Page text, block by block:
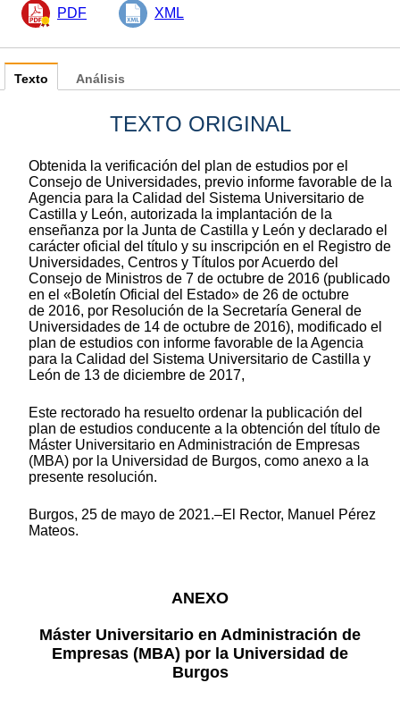
PDF XML
Texto
TEXTO ORIGINAL
Obtenida la verificación del plan de estudios por el
Consejo de Universidades, previo informe favorable de la
Agencia para la Calidad del Sistema Universitario de
Castilla y León, autorizada la implantación de la
enseñanza por la Junta de Castilla y León y declarado el
carácter oficial del título y su inscripción en el Registro de
Universidades, Centros y Títulos por Acuerdo del
Consejo de Ministros de 7 de octubre de 2016 (publicado
en el «Boletín Oficial del Estado» de 26 de octubre
de 2016, por Resolución de la Secretaría General de
Universidades de 14 de octubre de 2016), modificado el
plan de estudios con informe favorable de la Agencia
para la Calidad del Sistema Universitario de Castilla y
León de 13 de diciembre de 2017,
Este rectorado ha resuelto ordenar la publicación del
plan de estudios conducente a la obtención del título de
Máster Universitario en Administración de Empresas
(MBA) por la Universidad de Burgos, como anexo a la
presente resolución.
Burgos, 25 de mayo de 2021.–El Rector, Manuel Pérez
Mateos.
ANEXO
Máster Universitario en Administración de
Empresas (MBA) por la Universidad de
Burgos
Análisis